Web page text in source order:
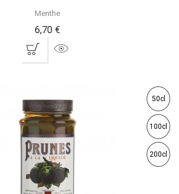
Menthe
6,70 €
50cl
100cl
200cl